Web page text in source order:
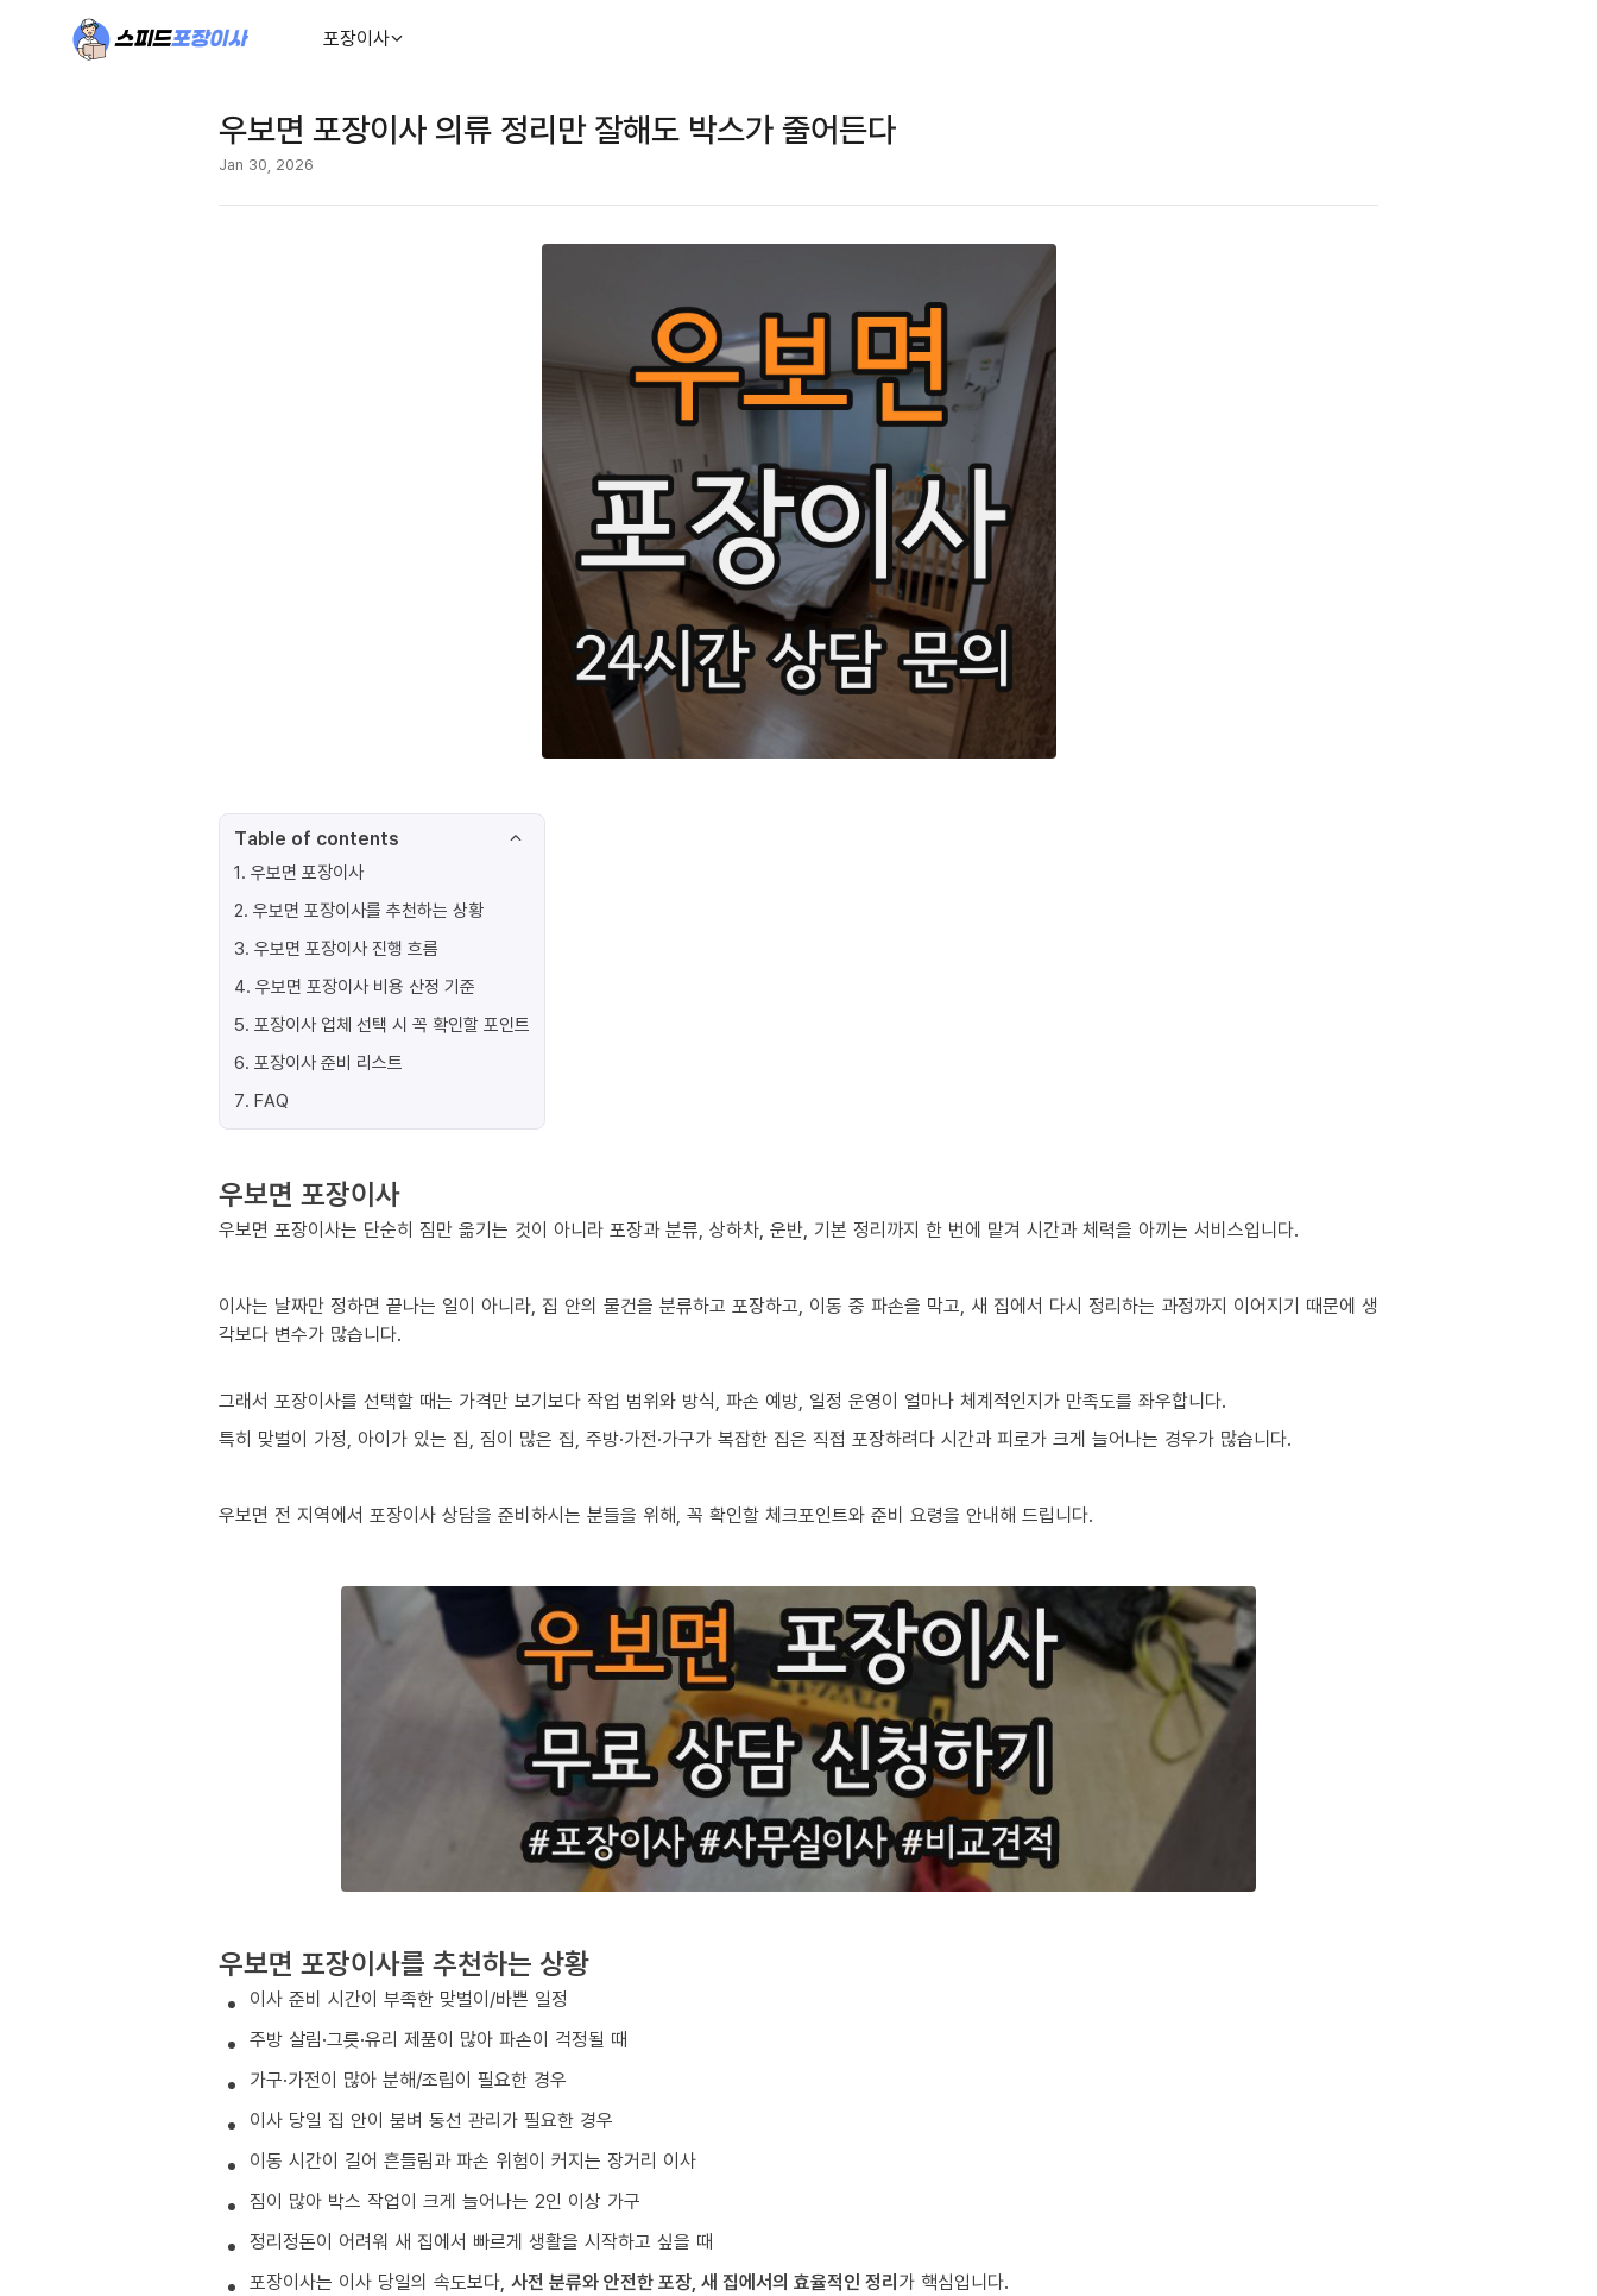
포장이사
우보면 포장이사 의류 정리만 잘해도 박스가 줄어든다
Jan 30, 2026
Table of contents
1. 우보면 포장이사
2. 우보면 포장이사를 추천하는 상황
3. 우보면 포장이사 진행 흐름
4. 우보면 포장이사 비용 산정 기준
5. 포장이사 업체 선택 시 꼭 확인할 포인트
6. 포장이사 준비 리스트
7. FAQ
우보면 포장이사
우보면 포장이사는 단순히 짐만 옮기는 것이 아니라 포장과 분류, 상하차, 운반, 기본 정리까지 한 번에 맡겨 시간과 체력을 아끼는 서비스입니다.
이사는 날짜만 정하면 끝나는 일이 아니라, 집 안의 물건을 분류하고 포장하고, 이동 중 파손을 막고, 새 집에서 다시 정리하는 과정까지 이어지기 때문에 생
각보다 변수가 많습니다.
그래서 포장이사를 선택할 때는 가격만 보기보다 작업 범위와 방식, 파손 예방, 일정 운영이 얼마나 체계적인지가 만족도를 좌우합니다.
특히 맞벌이 가정, 아이가 있는 집, 짐이 많은 집, 주방·가전·가구가 복잡한 집은 직접 포장하려다 시간과 피로가 크게 늘어나는 경우가 많습니다.
우보면 전 지역에서 포장이사 상담을 준비하시는 분들을 위해, 꼭 확인할 체크포인트와 준비 요령을 안내해 드립니다.
우보면 포장이사를 추천하는 상황
이사 준비 시간이 부족한 맞벌이/바쁜 일정
주방 살림·그릇·유리 제품이 많아 파손이 걱정될 때
가구·가전이 많아 분해/조립이 필요한 경우
이사 당일 집 안이 붐벼 동선 관리가 필요한 경우
이동 시간이 길어 흔들림과 파손 위험이 커지는 장거리 이사
짐이 많아 박스 작업이 크게 늘어나는 2인 이상 가구
정리정돈이 어려워 새 집에서 빠르게 생활을 시작하고 싶을 때
포장이사는 이사 당일의 속도보다, 사전 분류와 안전한 포장, 새 집에서의 효율적인 정리가 핵심입니다.